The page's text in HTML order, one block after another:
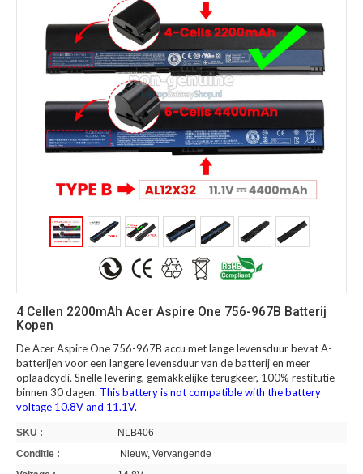
4 Cellen 2200mAh Acer Aspire One 756-967B Batterij
Kopen
De Acer Aspire One 756-967B accu met lange levensduur bevat A-
batterijen voor een langere levensduur van de batterij en meer
oplaadcycli. Snelle levering, gemakkelijke terugkeer, 100% restitutie
binnen 30 dagen. This battery is not compatible with the battery
voltage 10.8V and 11.1V.
SKU :
NLB406
Conditie :
Nieuw, Vervangende